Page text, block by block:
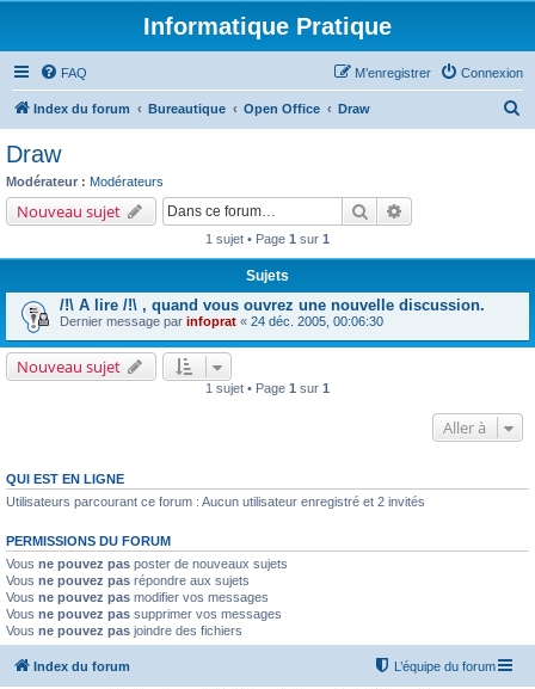
Informatique Pratique
FAQ Connexion
M’enregistrer
Index du forum Bureautique Open Office Draw
Draw
Modérateur : Modérateurs
Nouveau sujet Rechercher
1 sujet • Page 1 sur 1
Sujets
/!\ A lire /!\ , quand vous ouvrez une nouvelle discussion.
Dernier message par infoprat « 24 déc. 2005, 00:06:30
Nouveau sujet
1 sujet • Page 1 sur 1
Aller à
QUI EST EN LIGNE
Utilisateurs parcourant ce forum : Aucun utilisateur enregistré et 2 invités
PERMISSIONS DU FORUM
Vous ne pouvez pas poster de nouveaux sujets
Vous ne pouvez pas répondre aux sujets
Vous ne pouvez pas modifier vos messages
Vous ne pouvez pas supprimer vos messages
Vous ne pouvez pas joindre des fichiers
Index du forum L’équipe du forum